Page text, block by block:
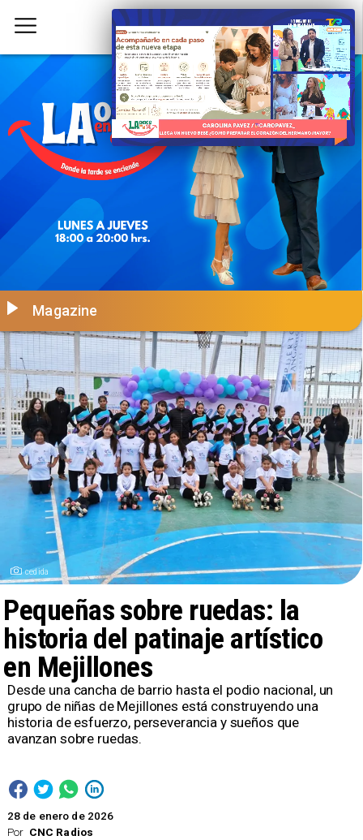
cedida
Por CNC Radios
Pequeñas sobre ruedas: la
historia del patinaje artístico
en Mejillones
Magazine
28 de enero de 2026
​Desde una cancha de barrio hasta el podio nacional, un
grupo de niñas de Mejillones está construyendo una
historia de esfuerzo, perseverancia y sueños que
avanzan sobre ruedas.